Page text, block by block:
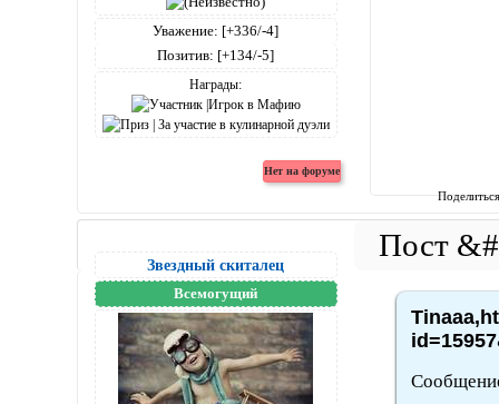
Уважение: [+336/-4]
Позитив: [+134/-5]
Награды:
Звездный скиталец
Всемогущий